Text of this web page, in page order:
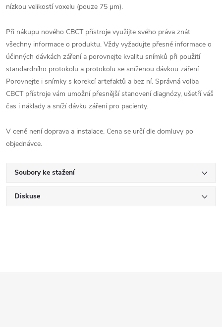
nízkou velikostí voxelu (pouze 75 µm).
Při nákupu nového CBCT přístroje využijte svého práva znát
všechny informace o produktu. Vždy vyžadujte přesné informace o
účinných dávkách záření a porovnejte kvalitu snímků při použití
standardního protokolu a protokolu se sníženou dávkou záření.
Porovnejte i snímky s korekcí artefaktů a bez ní. Správná volba
CBCT přístroje vám umožní přesnější stanovení diagnózy, ušetří váš
čas i náklady a sníží dávku záření pro pacienty.
V ceně není doprava a instalace. Cena se určí dle domluvy po
objednávce.
Soubory ke stažení
Diskuse